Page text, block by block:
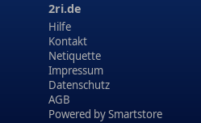
2ri.de
Hilfe
Kontakt
Netiquette
Impressum
Datenschutz
AGB
Powered bySmartstore